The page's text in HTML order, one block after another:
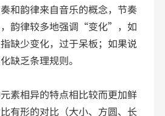
韵律来自音乐的概念，节奏
韵律较多地强调“变化”，如
缺少变化，过于呆板；如果说
缺乏条理规则。
相异的特点相比较而更加鲜
有形的对比（大小、方圆、长